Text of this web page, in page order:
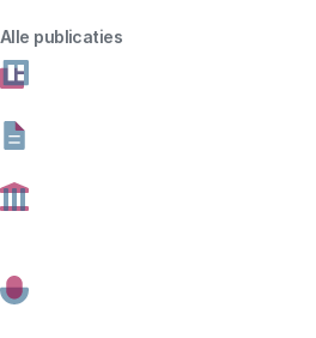
Alle publicaties
Hartelijk dank voor uw
Wij vragen in de enquête voor
werkzaam bent. Dat betekent
gemeente. Uiteraard wordt deze
vertrouwelijk behandeld en